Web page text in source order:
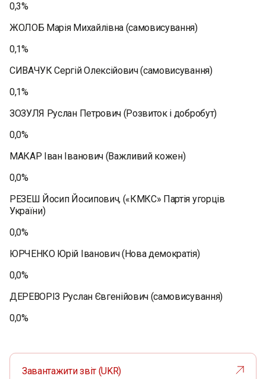
0,3%
ЖОЛОБ Марія Михайлівна (самовисування)
0,1%
СИВАЧУК Сергій Олексійович (самовисування)
0,1%
ЗОЗУЛЯ Руслан Петрович (Розвиток і добробут)
0,0%
МАКАР Іван Іванович (Важливий кожен)
0,0%
РЕЗЕШ Йосип Йосипович, («КМКС» Партія угорців
України)
0,0%
ЮРЧЕНКО Юрій Іванович (Нова демократія)
0,0%
ДЕРЕВОРІЗ Руслан Євгенійович (самовисування)
0,0%
Завантажити звіт (UKR)